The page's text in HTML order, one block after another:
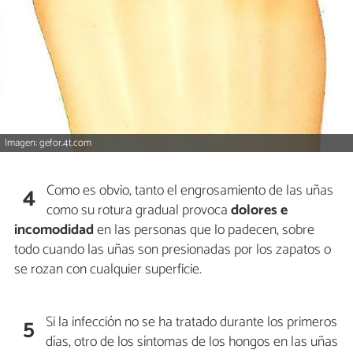
Imagen: gefor.4t.com
4 Como es obvio, tanto el engrosamiento de las uñas
como su rotura gradual provocadolores e
incomodidaden las personas que lo padecen, sobre
todo cuando las uñas son presionadas por los zapatos o
se rozan con cualquier superficie.
5 Si la infección no se ha tratado durante los primeros
días, otro de los síntomas de los hongos en las uñas